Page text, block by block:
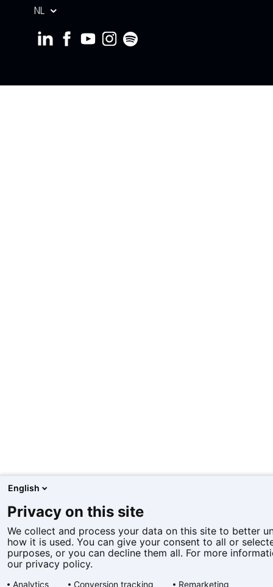
NL
English
Privacy on this site
We collect and process your data on this site to better
how it is used. You can give your consent to all or
purposes, or you can decline them all. For more
our privacy policy.
Analytics Conversion tracking Remarketing